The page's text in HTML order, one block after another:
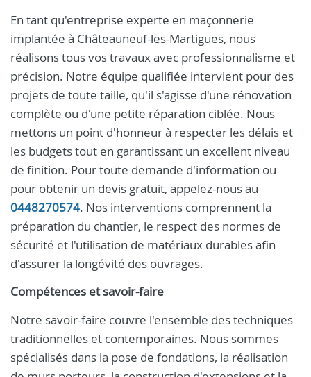
En tant qu'entreprise experte en maçonnerie
implantée à Châteauneuf-les-Martigues, nous
réalisons tous vos travaux avec professionnalisme et
précision. Notre équipe qualifiée intervient pour des
projets de toute taille, qu'il s'agisse d'une rénovation
complète ou d'une petite réparation ciblée. Nous
mettons un point d'honneur à respecter les délais et
les budgets tout en garantissant un excellent niveau
de finition. Pour toute demande d'information ou
pour obtenir un devis gratuit, appelez-nous au
0448270574. Nos interventions comprennent la
préparation du chantier, le respect des normes de
sécurité et l'utilisation de matériaux durables afin
d'assurer la longévité des ouvrages.
Compétences et savoir-faire
Notre savoir-faire couvre l'ensemble des techniques
traditionnelles et contemporaines. Nous sommes
spécialisés dans la pose de fondations, la réalisation